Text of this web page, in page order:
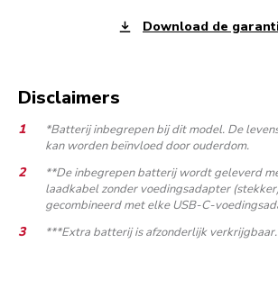
Download de
Disclaimers
*Batterij inbegrepen bij dit model. De
kan worden beïnvloed door ouderdom.
**De inbegrepen batterij wordt geleverd
laadkabel zonder voedingsadapter
gecombineerd met elke USB-C-
***Extra batterij is afzonderlijk verkrijgbaar.